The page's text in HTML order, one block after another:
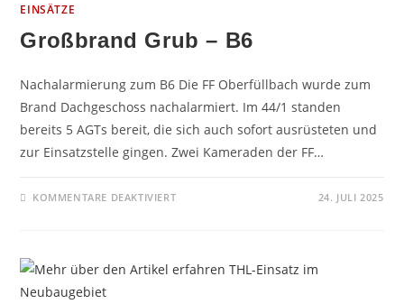
EINSÄTZE
Großbrand Grub – B6
Nachalarmierung zum B6 Die FF Oberfüllbach wurde zum
Brand Dachgeschoss nachalarmiert. Im 44/1 standen
bereits 5 AGTs bereit, die sich auch sofort ausrüsteten und
zur Einsatzstelle gingen. Zwei Kameraden der FF…
KOMMENTARE DEAKTIVIERTFÜR 24. JULI 2025